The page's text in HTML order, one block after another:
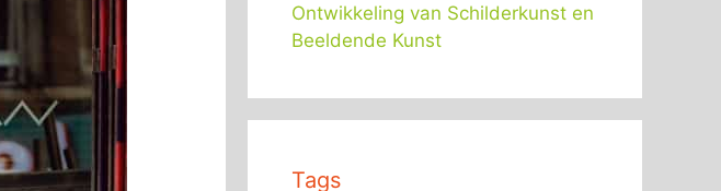
Ontwikkeling van Schilderkunst en
Beeldende Kunst
Tags